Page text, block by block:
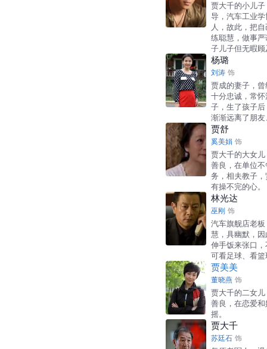
贾大千的小儿
导，汽车工业
人，故此，把
练聪慧，做事
子儿子但无暇
杨璐
刘涛 饰
贾成的妻子，
十分忠诚，常
子，生了孩子
渐渐远离了朋
贾舒
奚美娟 饰
贾大千的大女
善良，在单位
务，相夫教子
有操不完的心。
林光达
巫刚 饰
汽车旗舰店老
慧，具幽默，
伸手饭来张口
可看足球、看
贾美美
董晓燕 饰
贾大千的二女
善良，在恋爱
摇。
贾大千
苏廷石 饰